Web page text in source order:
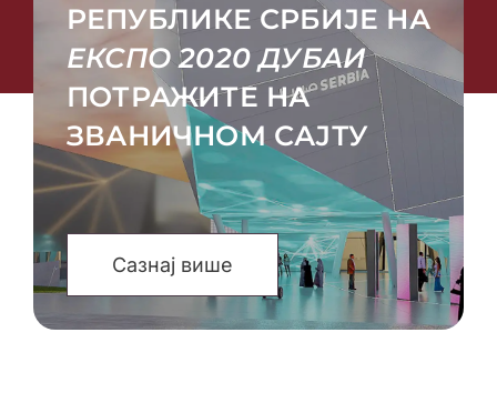
РЕПУБЛИКЕ СРБИЈЕ НА
ЕКСПО 2020 ДУБАИ
ПОТРАЖИТЕ НА
ЗВАНИЧНОМ САЈТУ
Сазнај више